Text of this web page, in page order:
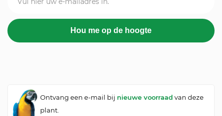
Ontvang een e-mail bij nieuwe voorraad van deze
plant.